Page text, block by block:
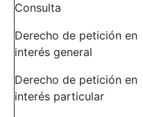
Consulta
Derecho de petición en
interés general
Derecho de petición en
interés particular